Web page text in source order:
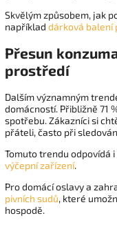
Skvělým způsobem, jak
například dárková balení
Přesun
prostředí
Dalším významným
domácností. Přibližně 71
spotřebu. Zákazníci si
přáteli, často při
Tomuto trendu odpovídá
výčepní zařízení.
Pro domácí oslavy a
pivních sudů, které
hospodě.